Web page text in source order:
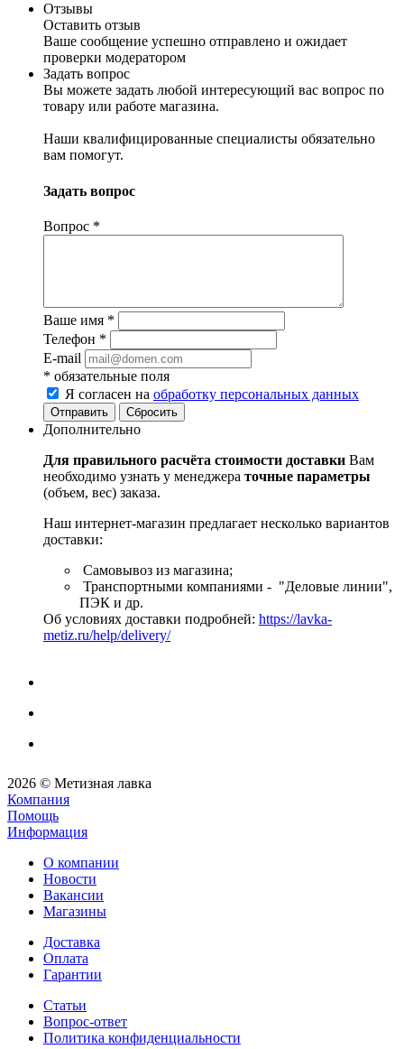
Отзывы
Оставить отзыв
Ваше сообщение успешно отправлено и ожидает
проверки модератором
Задать вопрос
Вы можете задать любой интересующий вас вопрос по
товару или работе магазина.
Наши квалифицированные специалисты обязательно
вам помогут.
Задать вопрос
Вопрос *
Ваше имя *
Телефон *
E-mail
* обязательные поля
Я согласен на обработку персональных данных
Сбросить
Дополнительно
Для правильного расчёта стоимости доставки Вам
необходимо узнать у менеджера точные параметры
(объем, вес) заказа.
Наш интернет-магазин предлагает несколько вариантов
доставки:
Самовывоз из магазина;
Транспортными компаниями - "Деловые линии",
ПЭК и др.
Об условиях доставки подробней: https://lavka-
metiz.ru/help/delivery/
2026 © Метизная лавка
Компания
Помощь
Информация
О компании
Новости
Вакансии
Магазины
Доставка
Оплата
Гарантии
Статьи
Вопрос-ответ
Политика конфиденциальности